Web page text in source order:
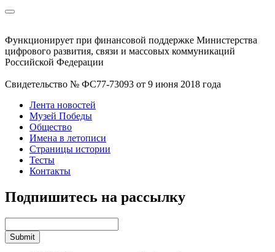
Функционирует при финансовой поддержке Министерства
цифрового развития, связи и массовых коммуникаций
Российской Федерации
Свидетельство № ФС77-73093 от 9 июня 2018 года
Лента новостей
Музей Победы
Общество
Имена в летописи
Страницы истории
Тесты
Контакты
Подпишитесь на рассылку